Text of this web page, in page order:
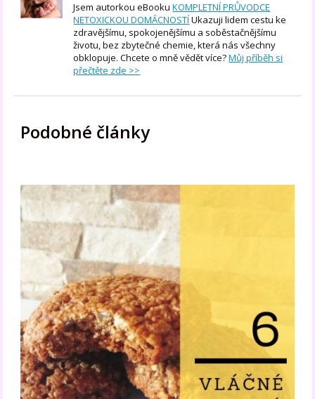
Jsem autorkou eBookuKOMPLETNÍ PRŮVODCE
NETOXICKOU DOMÁCNOSTÍUkazuji lidem cestu ke
zdravějšímu, spokojenějšímu a soběstačnějšímu
životu, bez zbytečné chemie, která nás všechny
obklopuje. Chcete o mně vědět více?Můj příběh si
přečtěte zde >>
Podobné články